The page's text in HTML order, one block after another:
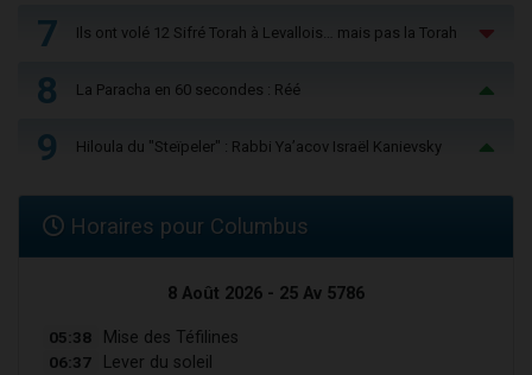
7 Ils ont volé 12 Sifré Torah à Levallois… mais pas la Torah
8 La Paracha en 60 secondes : Réé
9 Hiloula du "Steïpeler" : Rabbi Ya’acov Israël Kanievsky
Horaires pour Columbus
8 Août 2026 - 25 Av 5786
05:38 Mise des Téfilines
06:37 Lever du soleil